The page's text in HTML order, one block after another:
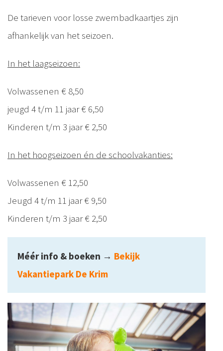
De tarieven voor losse zwembadkaartjes zijn
afhankelijk van het seizoen.
In het laagseizoen:
Volwassenen € 8,50
jeugd 4 t/m 11 jaar € 6,50
Kinderen t/m 3 jaar € 2,50
In het hoogseizoen én de schoolvakanties:
Volwassenen € 12,50
Jeugd 4 t/m 11 jaar € 9,50
Kinderen t/m 3 jaar € 2,50
Méér info & boeken → Bekijk
Vakantiepark De Krim